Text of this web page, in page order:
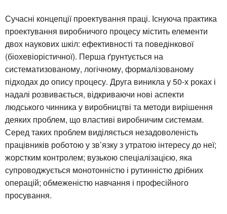
Сучасні концепції проектування праці. Існуюча практика
проектування виробничого процесу містить елементи
двох наукових шкіл: ефективності та поведінкової
(біохевіорістичної). Перша ґрунтується на
систематизованому, логічному, формалізованому
підходах до опису процесу. Друга виникла у 50-х роках і
надалі розвивається, відкриваючи нові аспекти
людського чинника у виробництві та методи вирішення
деяких проблем, що властиві виробничим системам.
Серед таких проблем виділяється незадоволеність
працівників роботою у зв’язку з утратою інтересу до неї;
жорстким контролем; вузькою спеціалізацією, яка
супроводжується монотонністю і рутинністю дрібних
операцій; обмеженістю навчання і професійного
просування.